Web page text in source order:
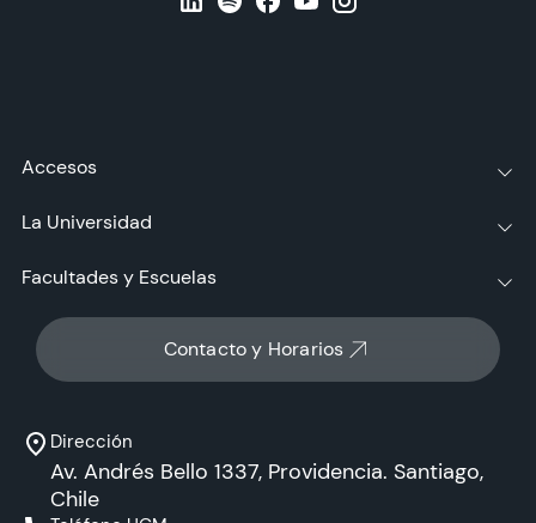
Contacto y Horarios
Dirección
Av. Andrés Bello 1337, Providencia. Santiago,
Chile
Accesos
La Universidad
Facultades y Escuelas